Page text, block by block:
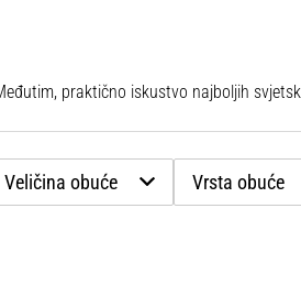
Veličina obuće Vrsta obuće